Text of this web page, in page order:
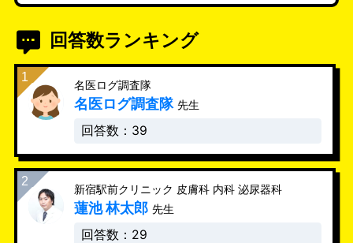
回答数ランキング
名医ログ調査隊
名医ログ調査隊 先生
回答数：39
新宿駅前クリニック 皮膚科 内科 泌尿器科
蓮池 林太郎 先生
回答数：29